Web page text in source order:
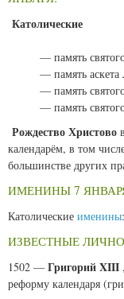
Католические
— память
— память
— память
— память
Рождество Христово
календарём, в том
большинстве других
ИМЕНИНЫ 7
Католические именины
ИЗВЕСТНЫЕ
1502 — Григорий XIII
реформу календаря